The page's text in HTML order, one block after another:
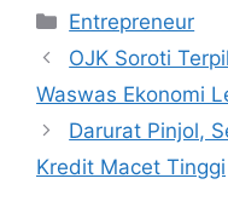
Kategori
Entrepreneur
OJK Soroti
Waswas Ekonomi
Darurat Pinjol,
Kredit Macet Tinggi